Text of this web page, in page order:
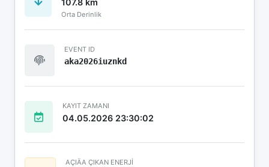
Orta Derinlik
EVENT ID
aka2026iuznkd
KAYIT ZAMANI
04.05.2026 23:30:02
AÇIÄA ÇIKAN ENERJİ